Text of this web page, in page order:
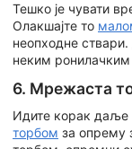
Тешко је чувати
Олакшајте то
неопходне ствари.
неким
6. Мрежаста
Идите корак даље
торбом за опрему